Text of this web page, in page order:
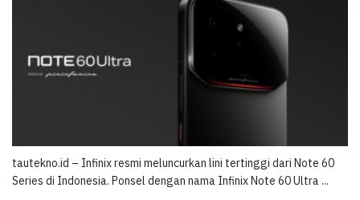
tautekno.id – Infinix resmi meluncurkan lini tertinggi dari Note 60
Series di Indonesia. Ponsel dengan nama Infinix Note 60 Ultra ...